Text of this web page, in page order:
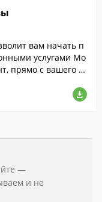
вам начать п
услугами Мо
прямо с вашего м
—
и не